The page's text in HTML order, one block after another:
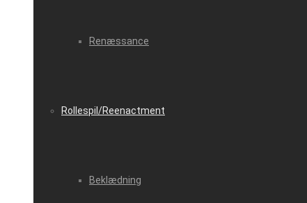
Renæssance
Rollespil/Reenactment
Beklædning